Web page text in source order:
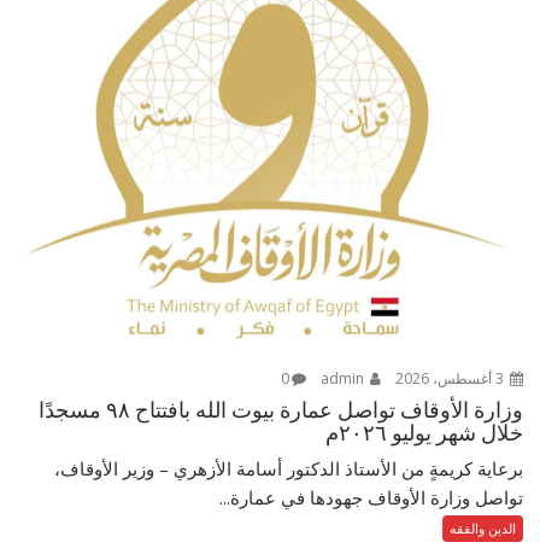
0
وزارة الأوقاف تواصل عمارة بيوت الله بافتتاح ٩٨ مسجدًا
خلال شهر يوليو ٢٠٢٦م
برعاية كريمةٍ من الأستاذ الدكتور أسامة الأزهري – وزير الأوقاف،
تواصل وزارة الأوقاف جهودها في عمارة...
الدين والفقه